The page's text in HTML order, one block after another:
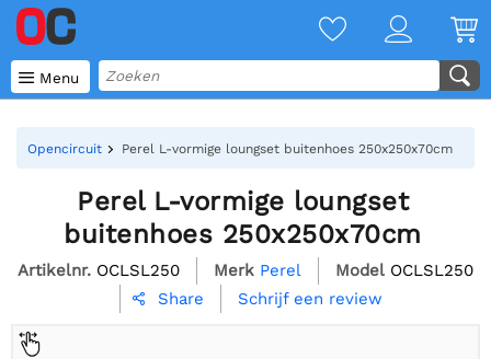
 Menu
Opencircuit Perel L-vormige loungset buitenhoes 250x250x70cm
Perel L-vormige loungset
buitenhoes 250x250x70cm
Artikelnr. OCLSL250 Merk Perel Model OCLSL250
 Share Schrijf een review